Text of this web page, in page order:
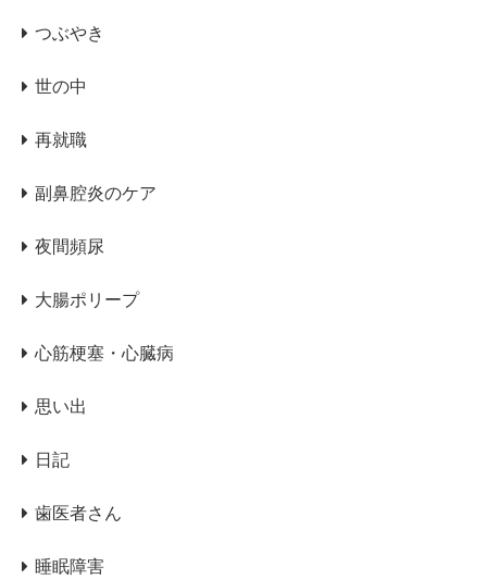
つぶやき
世の中
再就職
副鼻腔炎のケア
夜間頻尿
大腸ポリープ
心筋梗塞・心臓病
思い出
日記
歯医者さん
睡眠障害